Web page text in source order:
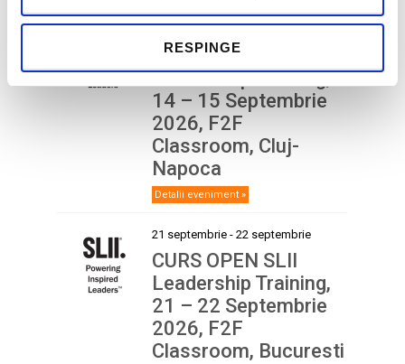
RESPINGE
14 septembrie-15 septembrie
CURS OPEN SLII
Leadership Training,
14 – 15 Septembrie
2026, F2F
Classroom, Cluj-
Napoca
Detalii eveniment »
21 septembrie -22 septembrie
CURS OPEN SLII
Leadership Training,
21 – 22 Septembrie
2026, F2F
Classroom, Bucuresti